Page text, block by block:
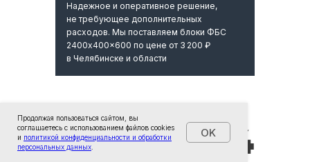
Продолжая пользоваться сайтом, вы
соглашаетесь с использованием файлов cookies
и политикой конфиденциальности и обработки
персональных данных
OK
Надежное и оперативное решение,
не требующее дополнительных
расходов. Мы поставляем блоки ФБС
2400x400x600 по цене от 3 200 ₽
в Челябинске и области
+7
Рассчитать
Даюсогласиена обработку своих
персональных данных и соглашаюсь с
Рассчитать